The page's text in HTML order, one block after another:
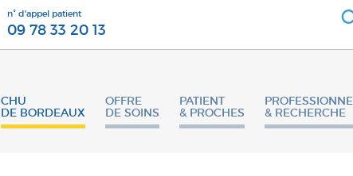
n° d'appel patient
09 78 33 20 13
CHU
DE BORDEAUX
OFFRE
DE SOINS
PATIENT
& PROCHES
& RECHERCHE